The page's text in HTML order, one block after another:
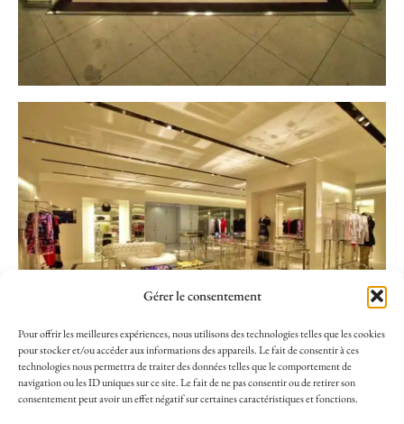
Gérer le consentement
Pour offrir les meilleures expériences, nous utilisons des technologies telles que les cookies
pour stocker et/ou accéder aux informations des appareils. Le fait de consentir à ces
technologies nous permettra de traiter des données telles que le comportement de
navigation ou les ID uniques sur ce site. Le fait de ne pas consentir ou de retirer son
consentement peut avoir un effet négatif sur certaines caractéristiques et fonctions.